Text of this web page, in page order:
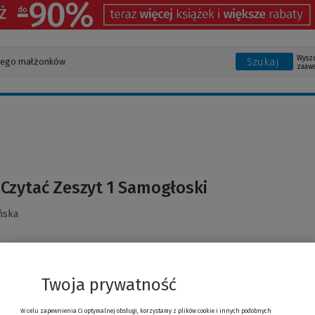
Szukaj
Zeszyt 1 Samogłoski
Twoja prywatność
W celu zapewnienia Ci optymalnej obsługi, korzystamy z plików cookie i innych podobnych